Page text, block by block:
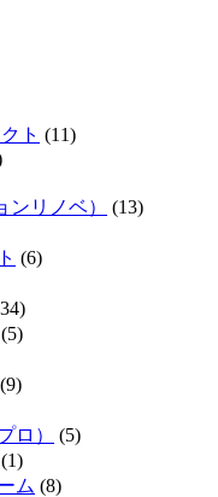
ト (11)
リノベ）
(13)
(6)
(5)
(9)
ロ）
(5)
(1)
ム (8)